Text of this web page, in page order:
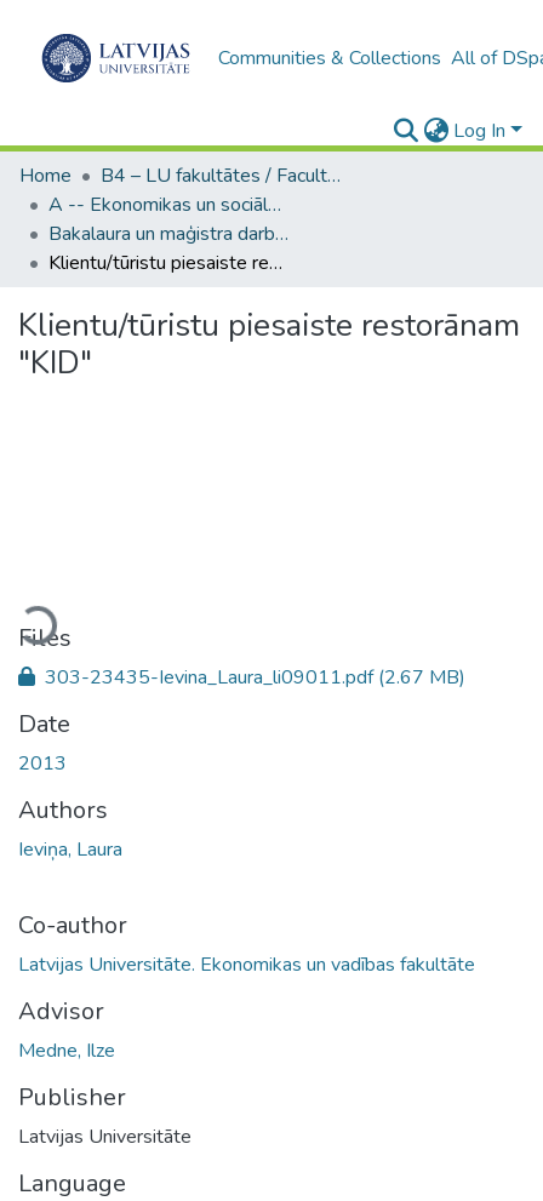
Communities & Collections All of
Log In
Home
B4 – LU fakultātes / Faculties of the UL
A -- Ekonomikas un sociālo zinātņu fakultāte / Faculty of Economics and Social Sciences
Bakalaura un maģistra darbi (ESZF) / Bachelor's and Master's theses
Klientu/tūristu piesaiste restorānam "KID"
Klientu/tūristu piesaiste restorānam
"KID"
Loading...
Files
303-23435-Ievina_Laura_li09011.pdf(2.67 MB)
Date
2013
Authors
Ieviņa, Laura
Co-author
Latvijas Universitāte. Ekonomikas un vadības fakultāte
Advisor
Medne, Ilze
Publisher
Latvijas Universitāte
Language